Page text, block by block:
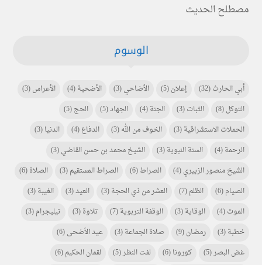
مصطلح الحديث
الوسوم
أبي الحارث(32) إعلان(5) الأضاحي(3) الأضحية(4) الأعراس(3)
التوكل(8) الثبات(3) الجنة(4) الجهاد(5) الحج(5)
الحملات الاستشراقية(3) الخوف من الله(3) الدفاع(4) الدنيا(3)
الرحمة(4) السنة النبوية(3) الشيخ محمد بن حسن القاضي(3)
الشيخ منصور الزبيري(4) الصراط(6) الصراط المستقيم(3) الصلاة(6)
الصيام(6) الظلم(7) العشر من ذي الحجة(3) العيد(3) الغيبة(3)
الموت(4) الوقاية(3) الوقفة التربوية(7) تلاوة(3) تيليجرام(3)
خطبة(3) رمضان(9) صلاة الجماعة(3) عيد الأضحى(6)
غض البصر(5) كورونا(6) لفت النظر(5) لقمان الحكيم(6)